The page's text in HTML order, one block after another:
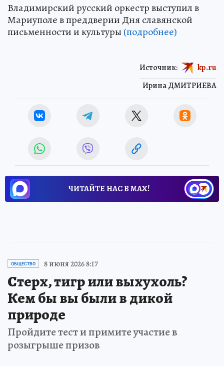
Владимирский русский оркестр выступил в
Мариуполе в преддверии Дня славянской
письменности и культуры (подробнее)
Ирина ДМИТРИЕВА
Источник: kp.ru
ЧИТАЙТЕ НАС В МАХ!
ОБЩЕСТВО 8 июня 2026 8:17
Стерх, тигр или выхухоль?
Кем бы вы были в дикой
природе
Пройдите тест и примите участие в
розыгрыше призов